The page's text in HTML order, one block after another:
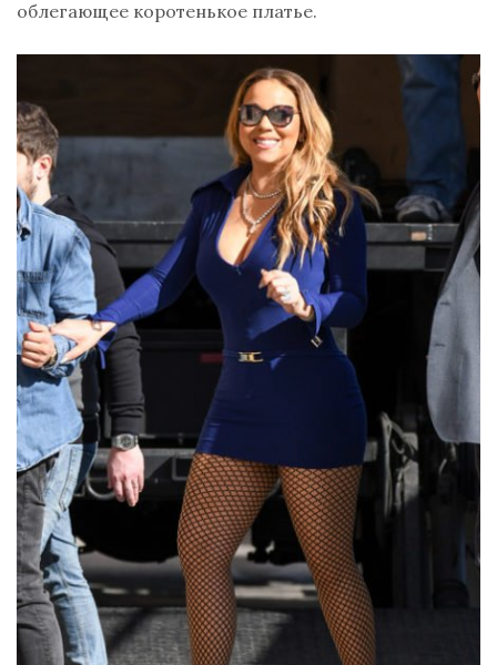
облегающее коротенькое платье.